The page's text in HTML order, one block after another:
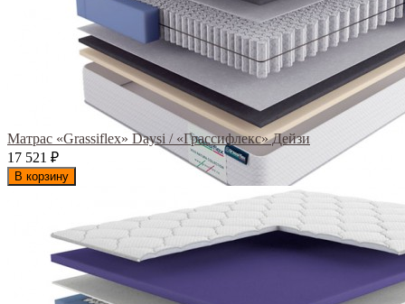
Матрас «Grassiflex» Daysi / «Грассифлекс» Дейзи
17 521
₽
В корзину